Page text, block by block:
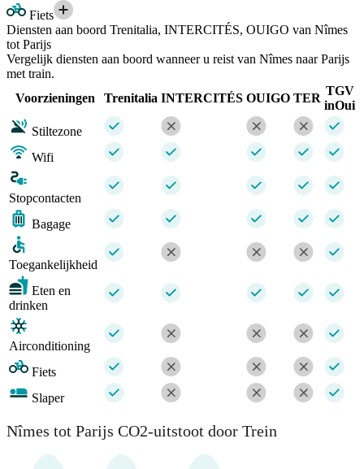
Fiets
Diensten aan boord Trenitalia, INTERCITÉS, OUIGO van Nîmes
tot Parijs
Vergelijk diensten aan boord wanneer u reist van Nîmes naar Parijs
met train.
Voorzieningen
Trenitalia INTERCITÉS OUIGO TER
TGV
inOui
Stiltezone
Wifi
Stopcontacten
Bagage
Toegankelijkheid
Eten en
drinken
Airconditioning
Fiets
Slaper
Nîmes tot Parijs CO2-uitstoot door Trein